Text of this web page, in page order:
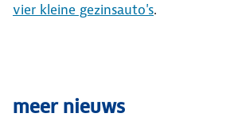
vier kleine gezinsauto's.
meer nieuws